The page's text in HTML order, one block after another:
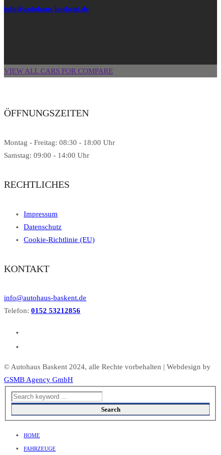
info@autohaus-baskent.de
VIEW ALL CARS FOR COMPARE
ÖFFNUNGSZEITEN
Montag - Freitag: 08:30 - 18:00 Uhr
Samstag: 09:00 - 14:00 Uhr
RECHTLICHES
Impressum
Datenschutz
Cookie-Richtlinie (EU)
KONTAKT
info@autohaus-baskent.de
Telefon: 0152 53212856
© Autohaus Baskent 2024, alle Rechte vorbehalten | Webdesign by
GSMB Agency GmbH
Search
HOME
FAHRZEUGE